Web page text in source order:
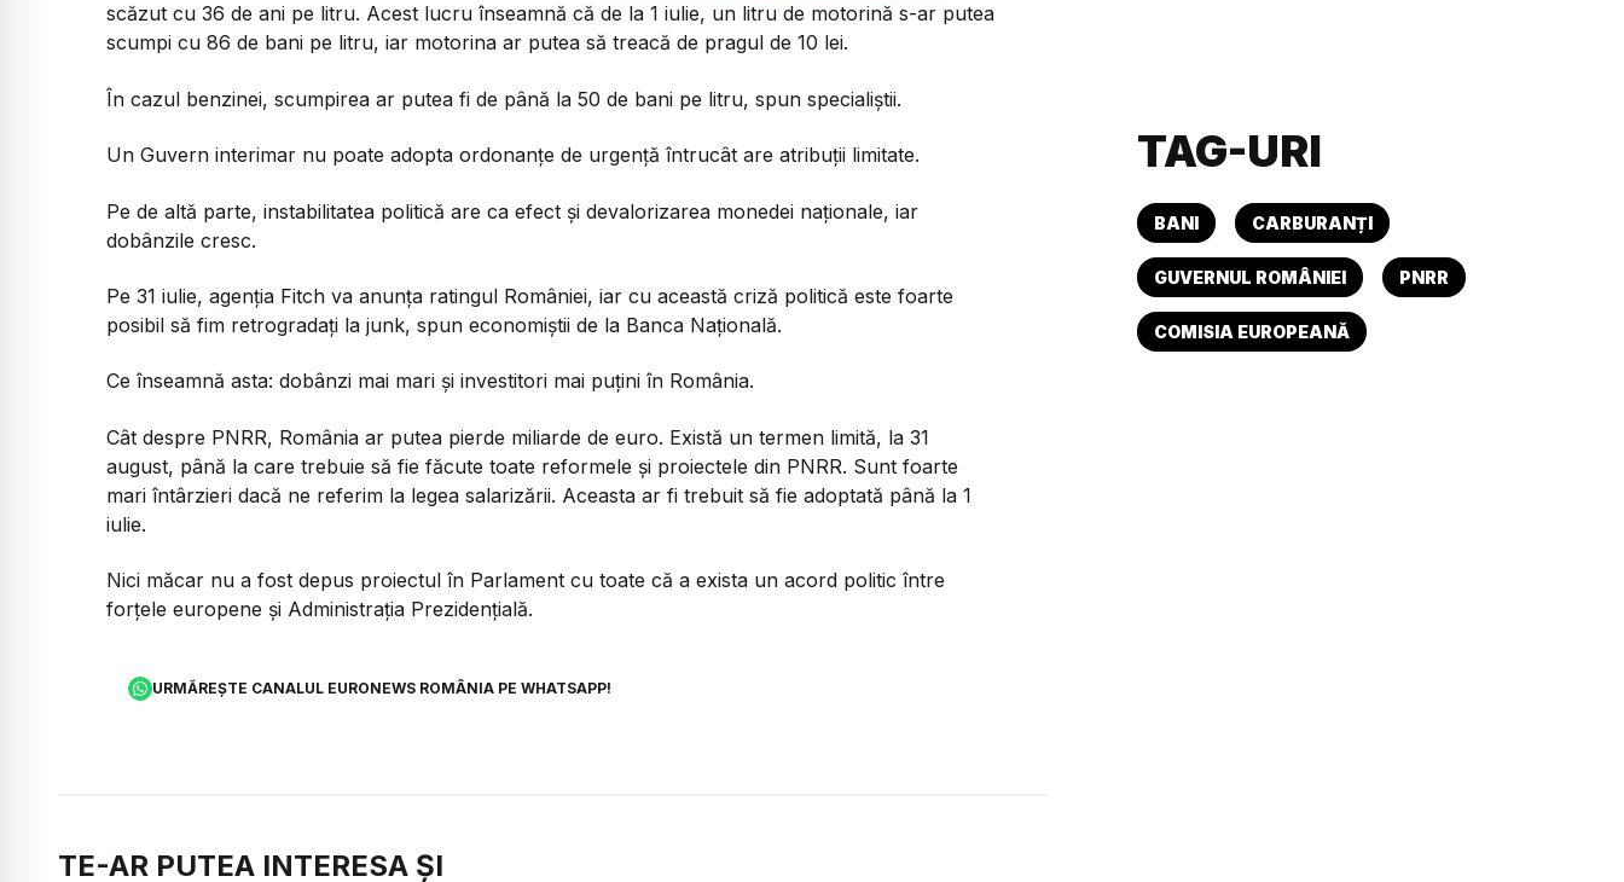
scăzut cu 36 de ani pe litru. Acest lucru înseamnă că de la 1 iulie, un litru de motorină s-ar putea
scumpi cu 86 de bani pe litru, iar motorina ar putea să treacă de pragul de 10 lei.
În cazul benzinei, scumpirea ar putea fi de până la 50 de bani pe litru, spun specialiștii.
Un Guvern interimar nu poate adopta ordonanțe de urgență întrucât are atribuții limitate.
Pe de altă parte, instabilitatea politică are ca efect și devalorizarea monedei naționale, iar
dobânzile cresc.
Pe 31 iulie, agenția Fitch va anunța ratingul României, iar cu această criză politică este foarte
posibil să fim retrogradați la junk, spun economiștii de la Banca Națională.
Ce înseamnă asta: dobânzi mai mari și investitori mai puțini în România.
Cât despre PNRR, România ar putea pierde miliarde de euro. Există un termen limită, la 31
august, până la care trebuie să fie făcute toate reformele și proiectele din PNRR. Sunt foarte
mari întârzieri dacă ne referim la legea salarizării. Aceasta ar fi trebuit să fie adoptată până la 1
iulie.
Nici măcar nu a fost depus proiectul în Parlament cu toate că a exista un acord politic între
forțele europene și Administrația Prezidențială.
URMĂREȘTE CANALUL EURONEWS ROMÂNIA PE WHATSAPP!
TE-AR PUTEA INTERESA ȘI
TAG-URI
BANI CARBURANȚI
GUVERNUL ROMÂNIEI PNRR
COMISIA EUROPEANĂ